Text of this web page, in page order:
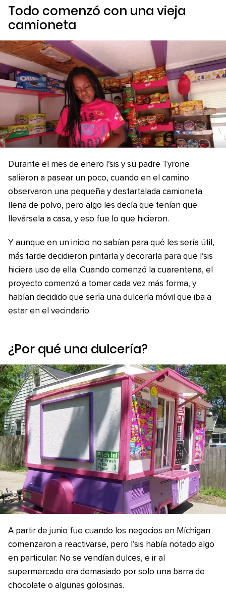
Todo comenzó con una vieja
camioneta
Durante el mes de enero I’sis y su padre Tyrone
salieron a pasear un poco, cuando en el camino
observaron una pequeña y destartalada camioneta
llena de polvo, pero algo les decía que tenían que
llevársela a casa, y eso fue lo que hicieron.
Y aunque en un inicio no sabían para qué les sería útil,
más tarde decidieron pintarla y decorarla para que I’sis
hiciera uso de ella. Cuando comenzó la cuarentena, el
proyecto comenzó a tomar cada vez más forma, y
habían decidido que sería una dulcería móvil que iba a
estar en el vecindario.
¿Por qué una dulcería?
A partir de junio fue cuando los negocios en Míchigan
comenzaron a reactivarse, pero I’sis había notado algo
en particular: No se vendían dulces, e ir al
supermercado era demasiado por solo una barra de
chocolate o algunas golosinas.